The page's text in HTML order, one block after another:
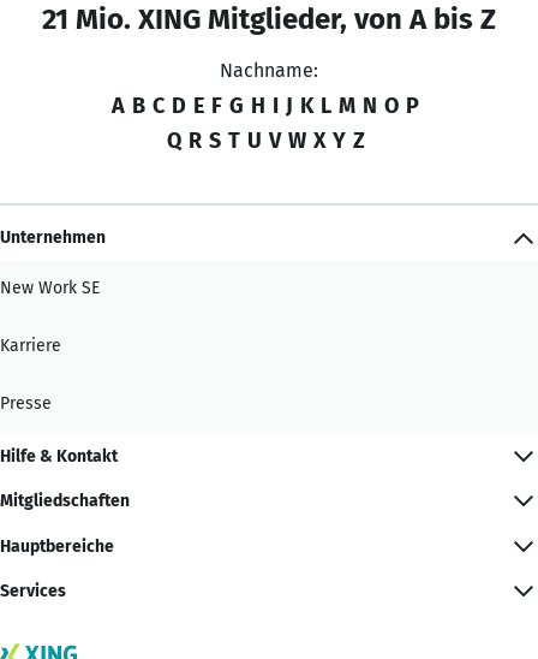
21 Mio. XING Mitglieder, von A bis Z
Nachname:
A B C D E F G H I J K L M N O P
Q R S T U V W X Y Z
Unternehmen
New Work SE
Karriere
Presse
Hilfe & Kontakt
Mitgliedschaften
Hauptbereiche
Services